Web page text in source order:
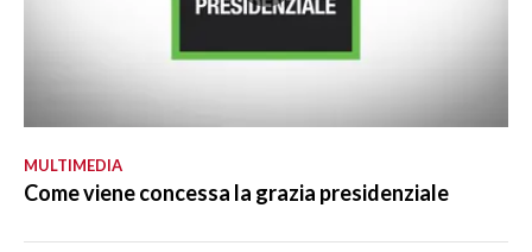
MULTIMEDIA
Come viene concessa la grazia presidenziale